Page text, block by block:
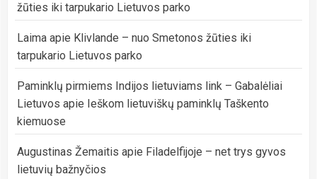
žūties iki tarpukario Lietuvos parko
Laima apie Klivlande – nuo Smetonos žūties iki
tarpukario Lietuvos parko
Paminklų pirmiems Indijos lietuviams link – Gabalėliai
Lietuvos apie Ieškom lietuviškų paminklų Taškento
kiemuose
Augustinas Žemaitis apie Filadelfijoje – net trys gyvos
lietuvių bažnyčios